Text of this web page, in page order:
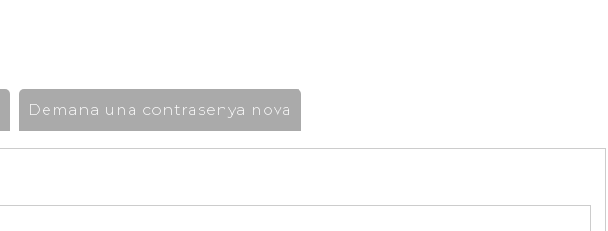
Demana una contrasenya nova